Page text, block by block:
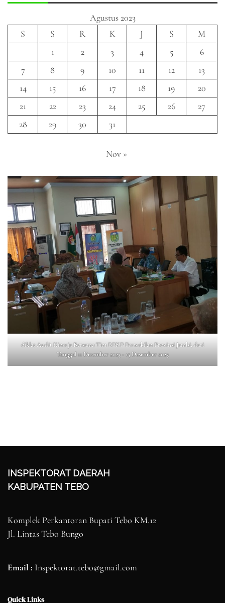
Agustus 2023
S
S R K J S
M
1
2 3 4 5
6
7
8 9 10 11 12
13
14
15 16 17 18 19
20
21
22 23 24 25 26
27
28
29 30 31
Nov »
diklat Audit Kinerja Bersama Tim BPKP Perwakilan Provinsi Jambi, dari
Tanggal 11 Desember 2023 - 15 Desember 2023
INSPEKTORAT DAERAH
KABUPATEN TEBO
Komplek Perkantoran Bupati Tebo KM.12
Jl. Lintas Tebo Bungo
Email : Inspektorat.tebo@gmail.com
Quick Links